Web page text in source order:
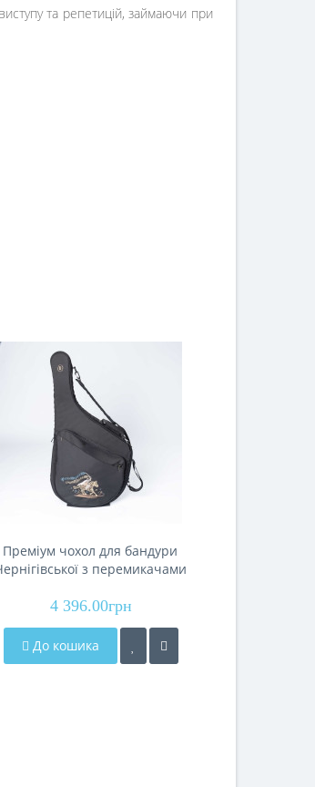
та репетицій, займаючи при
Преміум чохол для бандури
з перемикачами
(Renesans)
4 396.00грн
До кошика